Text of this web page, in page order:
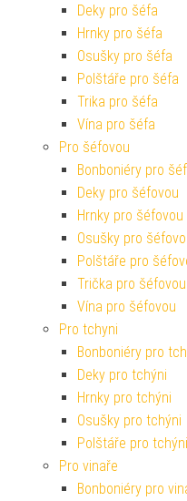
Deky pro šéfa
Hrnky pro šéfa
Osušky pro šéfa
Polštáře pro šéfa
Trika pro šéfa
Vína pro šéfa
Pro šéfovou
Bonboniéry pro
Deky pro šéfovou
Hrnky pro šéfovou
Osušky pro
Polštáře pro
Trička pro šéfovou
Vína pro šéfovou
Pro tchyni
Bonboniéry pro
Deky pro tchýni
Hrnky pro tchýni
Osušky pro tchýni
Polštáře pro tchýni
Pro vinaře
Bonboniéry pro